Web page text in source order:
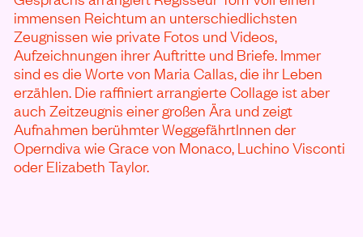
immensen Reichtum an unterschiedlichsten
Zeugnissen wie private Fotos und Videos,
Aufzeichnungen ihrer Auftritte und Briefe. Immer
sind es die Worte von Maria Callas, die ihr Leben
erzählen. Die raffiniert arrangierte Collage ist aber
auch Zeitzeugnis einer großen Ära und zeigt
Aufnahmen berühmter WeggefährtInnen der
Operndiva wie Grace von Monaco, Luchino Visconti
oder Elizabeth Taylor.